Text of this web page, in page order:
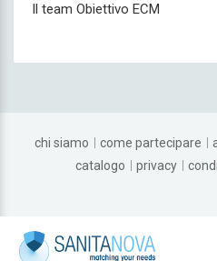
Il team Obiettivo ECM
chi siamo come partecipare
catalogo
privacy